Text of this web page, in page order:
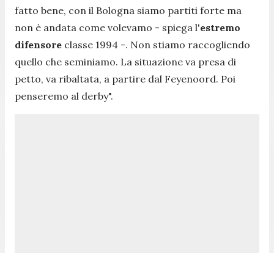
fatto bene, con il Bologna siamo partiti forte ma
non è andata come volevamo - spiega l'estremo
difensore classe 1994 -. Non stiamo raccogliendo
quello che seminiamo. La situazione va presa di
petto, va ribaltata, a partire dal Feyenoord. Poi
penseremo al derby".